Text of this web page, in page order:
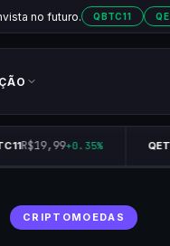
no futuro. QBTC11
R$19,99+0.35%
CRIPTOMOEDAS